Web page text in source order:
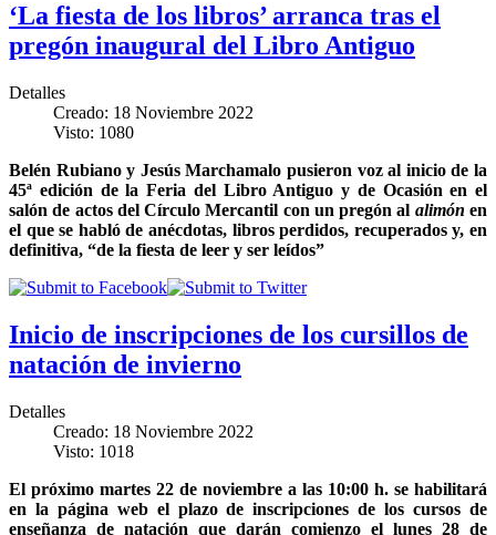
‘La fiesta de los libros’ arranca tras el
pregón inaugural del Libro Antiguo
Detalles
Creado: 18 Noviembre 2022
Visto: 1080
Belén Rubiano y Jesús Marchamalo pusieron voz al inicio de la
45ª edición de la Feria del Libro Antiguo y de Ocasión en el
salón de actos del Círculo Mercantil con un pregón al alimón en
el que se habló de anécdotas, libros perdidos, recuperados y, en
definitiva, “de la fiesta de leer y ser leídos”
Inicio de inscripciones de los cursillos de
natación de invierno
Detalles
Creado: 18 Noviembre 2022
Visto: 1018
El próximo martes 22 de noviembre a las 10:00 h. se habilitará
en la página web el plazo de inscripciones de los cursos de
enseñanza de natación que darán comienzo el lunes 28 de